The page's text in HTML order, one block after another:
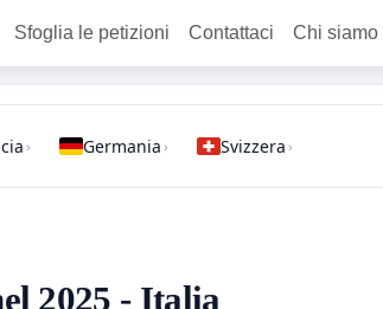
Sfoglia le petizioni Contattaci Chi siamo
› Germania › Svizzera ›
2025 - Italia